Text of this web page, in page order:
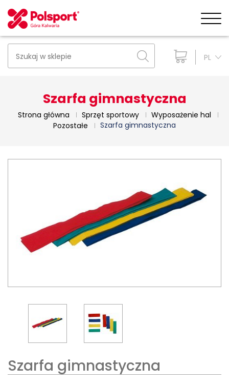
PL
Szarfa gimnastyczna
Strona główna Sprzęt sportowy
Wyposażenie hal
Pozostałe
Szarfa gimnastyczna
Szarfa gimnastyczna